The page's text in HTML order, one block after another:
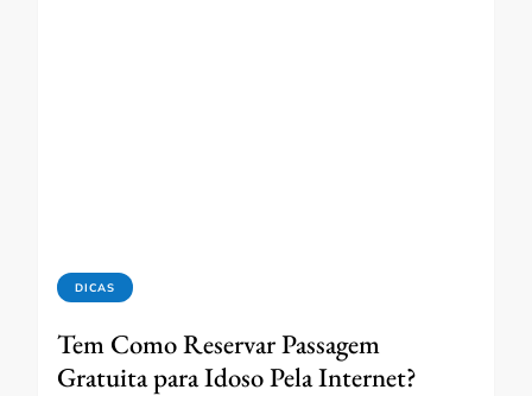
DICAS
Tem Como Reservar Passagem
Gratuita para Idoso Pela Internet?